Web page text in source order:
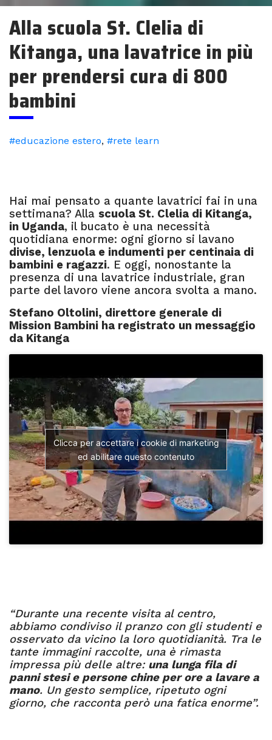
Alla scuola St. Clelia di
Kitanga, una lavatrice in più
per prendersi cura di 800
bambini
#educazione estero, #rete learn
Hai mai pensato a quante lavatrici fai in una
settimana? Alla scuola St. Clelia di Kitanga,
in Uganda, il bucato è una necessità
quotidiana enorme: ogni giorno si lavano
divise, lenzuola e indumenti per centinaia di
bambini e ragazzi. E oggi, nonostante la
presenza di una lavatrice industriale, gran
parte del lavoro viene ancora svolta a mano.
Stefano Oltolini, direttore generale di
Mission Bambini ha registrato un messaggio
da Kitanga
Clicca per accettare i cookie di marketing
ed abilitare questo contenuto
“Durante una recente visita al centro,
abbiamo condiviso il pranzo con gli studenti e
osservato da vicino la loro quotidianità. Tra le
tante immagini raccolte, una è rimasta
impressa più delle altre: una lunga fila di
panni stesi e persone chine per ore a lavare a
mano. Un gesto semplice, ripetuto ogni
giorno, che racconta però una fatica enorme”.